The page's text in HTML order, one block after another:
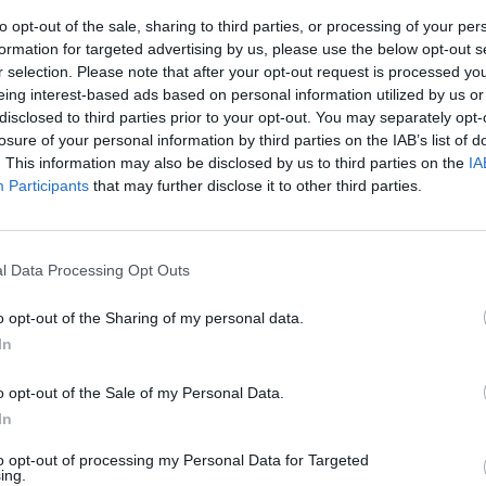
opt-out of the sale, sharing to third parties, or processing of your
for targeted advertising by us, please use the below opt-out
selection. Please note that after your opt-out request is processed
interest-based ads based on personal information utilized by us
to third parties prior to your opt-out. You may separately
of your personal information by third parties on the IAB’s list of
This information may also be disclosed by us to third parties on the
Participants that may further disclose it to other third parties.
Data Processing Opt Outs
opt-out of the Sharing of my personal data.
opt-out of the Sale of my Personal Data.
opt-out of processing my Personal Data for Targeted
ΠΟΛΙΤΙΣΜΟΣ
να
ΕΙΔΗΣΕΙΣ
Φωτιά στην Κόρινθο: Συναγερμός
στο Στεφάνι - Εναέρια μέσα και
μήνυμα εκκένωσης από το 112
από
«Δεν το πιστεύουμε», λένε οι
στρίψω αριστερά για να γλιτώσω,
δεν πρόλαβα»
σε
Το φοβερό βίντεο της Αρσεναλ
O
και
της